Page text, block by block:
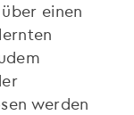
einen
werden